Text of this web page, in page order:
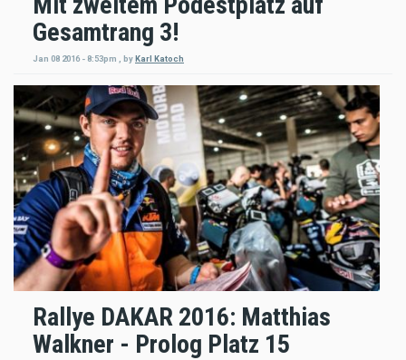
Gesamtrang 3!
Jan 08 2016 - 8:53pm byKarl Katoch
Rallye DAKAR 2016: Matthias
Walkner - Prolog Platz 15